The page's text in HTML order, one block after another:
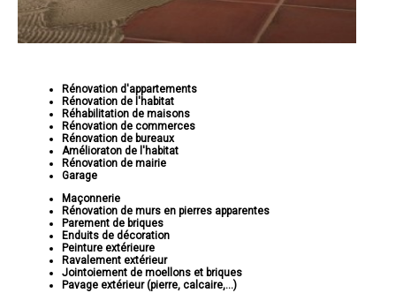
Rénovation d'appartements
Rénovation de l'habitat
Réhabilitation de maisons
Rénovation de commerces
Rénovation de bureaux
Amélioraton de l'habitat
Rénovation de mairie
Garage
Maçonnerie
Rénovation de murs en pierres apparentes
Parement de briques
Enduits de décoration
Peinture extérieure
Ravalement extérieur
Jointoiement de moellons et briques
Pavage extérieur (pierre, calcaire,...)